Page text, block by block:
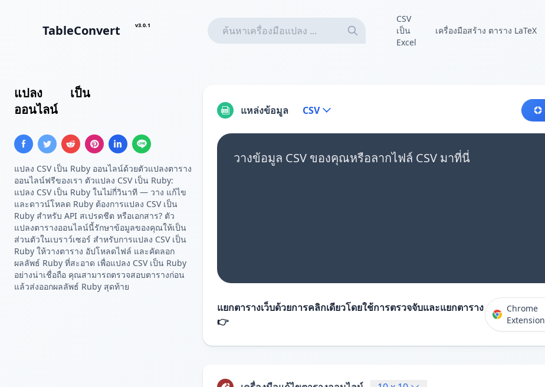
TableConvert v3.0.1
CSV
เป็น
Excel
เครื่องมือสร้าง ตาราง LaTeX
แปลง เป็น
ออนไลน์
แปลง CSV เป็น Ruby ออนไลน์ด้วยตัวแปลงตาราง
ออนไลน์ฟรีของเรา ตัวแปลง CSV เป็น Ruby:
แปลง CSV เป็น Ruby ในไม่กี่วินาที — วาง แก้ไข
และดาวน์โหลด Ruby ต้องการแปลง CSV เป็น
Ruby สำหรับ API สเปรดชีต หรือเอกสาร? ตัว
แปลงตารางออนไลน์นี้รักษาข้อมูลของคุณให้เป็น
ส่วนตัวในเบราว์เซอร์ สำหรับการแปลง CSV เป็น
Ruby ให้วางตาราง อัปโหลดไฟล์ และคัดลอก
ผลลัพธ์ Ruby ที่สะอาด เพื่อแปลง CSV เป็น Ruby
อย่างน่าเชื่อถือ คุณสามารถตรวจสอบตารางก่อน
แล้วส่งออกผลลัพธ์ Ruby สุดท้าย
แหล่งข้อมูล CSV
วางข้อมูล CSV ของคุณหรือลากไฟล์ CSV มาที่นี่
แยกตารางเว็บด้วยการคลิกเดียวโดยใช้การตรวจจับและแยกตาราง
👉
Chrome
Extension